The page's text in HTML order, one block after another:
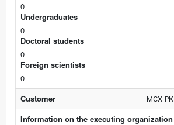
0
Undergraduates
0
Doctoral students
0
Foreign scientists
0
Customer
МСХ РК
Information on the executing organization